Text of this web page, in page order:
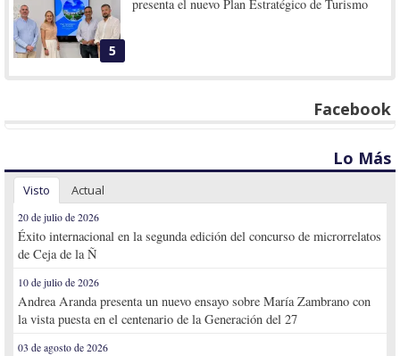
5
presenta el nuevo Plan Estratégico de Turismo
Facebook
Lo Más
Visto Actual
20 de julio de 2026
Éxito internacional en la segunda edición del concurso de microrrelatos
de Ceja de la Ñ
10 de julio de 2026
Andrea Aranda presenta un nuevo ensayo sobre María Zambrano con
la vista puesta en el centenario de la Generación del 27
03 de agosto de 2026